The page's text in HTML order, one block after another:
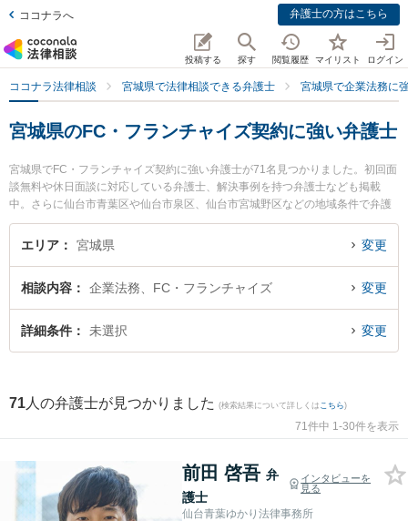
ココナラへ 弁護士の方はこちら
投稿する 探す 閲覧履歴 マイリスト ログイン
ココナラ法律相談 宮城県で法律相談できる弁護士 宮城県で企業法務に
宮城県のFC・フランチャイズ契約に強い弁護士
宮城県でFC・フランチャイズ契約に強い弁護士が71名見つかりました。初回面
談無料や休日面談に対応している弁護士、解決事例を持つ弁護士なども掲載
中。さらに仙台市青葉区や仙台市泉区、仙台市宮城野区などの地域条件で弁護
士を絞り込めます。企業法務に関係する顧問弁護士契約や契約書作成・リーガ
ルチェック、雇用契約書・就業規則作成等の細かな分野での絞り込み検索もで
仙台事務所の都築 直哉弁護士のプロフィール情報や弁護士費用、強みなどが注
目されています。『宮城県で土日や夜間に発生したFC・フランチャイズ契約の
トラブルを今すぐに弁護士に相談したい』『FC・フランチャイズ契約のトラブ
エリア 宮城県 変更
相談内容 企業法務、FC・フランチャイズ 変更
詳細条件 未選択 変更
71 人の弁護士が見つかりました (検索結果について詳しくは こちら)
71件中 1-30件を表示
前田 啓吾 弁
護士
インタビューを
見る
仙台青葉ゆかり法律事務所